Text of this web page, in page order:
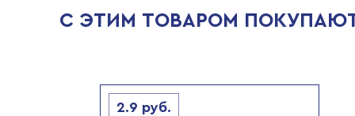
С ЭТИМ ТОВАРОМ
2.9 руб.